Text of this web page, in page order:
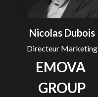
Nicolas Dubois
Directeur Marketing
EMOVA
GROUP